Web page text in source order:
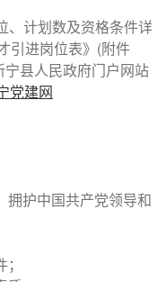
、计划数及资格条件详
引进岗位表》(附件
县人民政府门户网站
党建网
拥护中国共产党领导和